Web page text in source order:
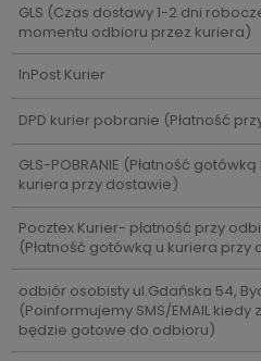
GLS (Czas dostawy 1-2 dni
momentu odbioru przez kuriera)
InPost Kurier
DPD kurier pobranie (Płatność
GLS-POBRANIE (Płatność
kuriera przy dostawie)
Pocztex Kurier- płatność przy
(Płatność gotówką u kuriera przy
odbiór osobisty ul.Gdańska 54,
(Poinformujemy SMS/EMAIL
będzie gotowe do odbioru)